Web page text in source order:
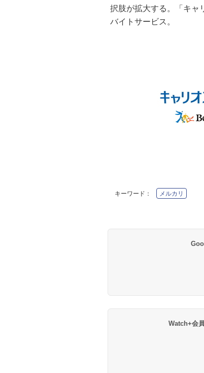
択肢が拡大する。「キャ
バイトサービス。
キーワード： メルカリ
Watch+会